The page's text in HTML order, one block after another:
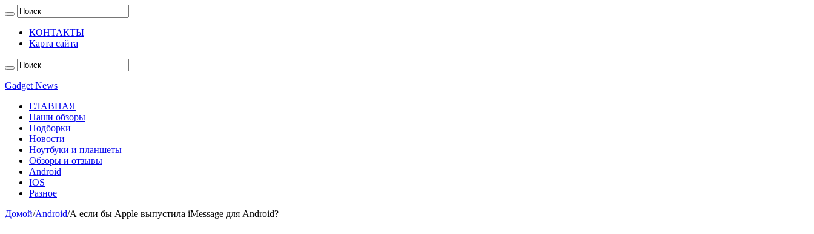
КОНТАКТЫ
Карта сайта
Gadget News
ГЛАВНАЯ
Наши обзоры
Подборки
Новости
Ноутбуки и планшеты
Обзоры и отзывы
Android
IOS
Разное
Домой/Android/А если бы Apple выпустила iMessage для Android?